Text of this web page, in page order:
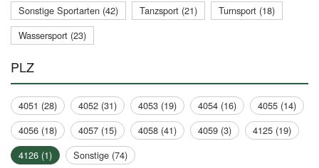
Sonstige Sportarten (42)
Tanzsport (21)
Turnsport (18)
Wassersport (23)
PLZ
4051 (28) 4052 (31) 4053 (19) 4054 (16)
4055 (14)
4056 (18)
4057 (15) 4058 (41) 4059 (3)
4125 (19)
4126 (1)
Sonstige (74)